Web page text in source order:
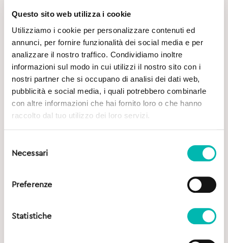
Questo sito web utilizza i cookie
Utilizziamo i cookie per personalizzare contenuti ed
annunci, per fornire funzionalità dei social media e per
analizzare il nostro traffico. Condividiamo inoltre
informazioni sul modo in cui utilizzi il nostro sito con i
nostri partner che si occupano di analisi dei dati web,
pubblicità e social media, i quali potrebbero combinarle
con altre informazioni che hai fornito loro o che hanno
raccolto dal tuo utilizzo dei loro servizi.
delNecessari
Preferenze
Statistiche
Potrebbe Interessarti